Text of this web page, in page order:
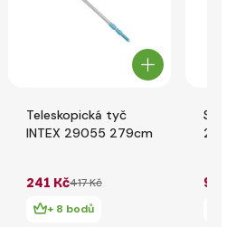
Teleskopická tyč
INTEX 29055 279cm
241 Kč417 Kč
+ 8 bodů
Síťka
96